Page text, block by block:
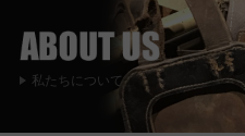
私たちについて